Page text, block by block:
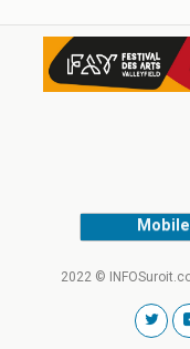
Mobile
2022 ©